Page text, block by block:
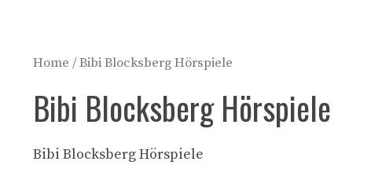
Home / Bibi Blocksberg Hörspiele
Bibi Blocksberg Hörspiele
Bibi Blocksberg Hörspiele